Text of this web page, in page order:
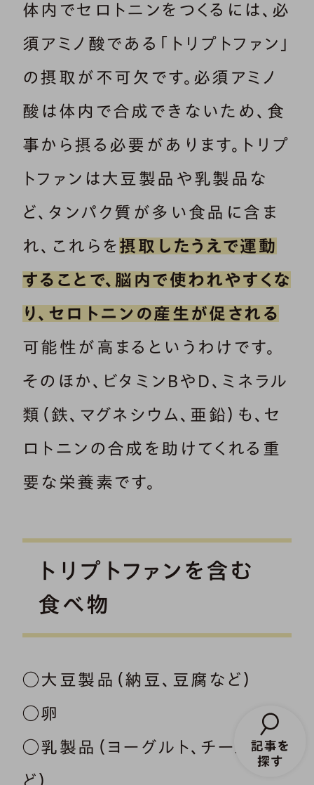
体内でセロトニンをつくるには、必
須アミノ酸である「トリプトファン」
の摂取が不可欠です。必須アミノ
酸は体内で合成できないため、食
事から摂る必要があります。トリプ
トファンは大豆製品や乳製品な
ど、タンパク質が多い食品に含ま
れ、これらを 摂取したうえで運動
することで、脳内で使われやすくな
り、セロトニンの産生が促される
可能性が高まるというわけです。
そのほか、ビタミンBやD、ミネラル
類（鉄、マグネシウム、亜鉛）も、セ
ロトニンの合成を助けてくれる重
要な栄養素です。
トリプトファンを含む
食べ物
◯大豆製品（納豆、豆腐など）
◯卵
◯乳製品（ヨーグルト、チーズな
ど）